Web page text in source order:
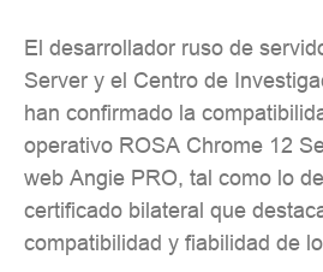
El desarrollador ruso de
Server y el Centro de
han confirmado la
operativo ROSA Chrome 12
web Angie PRO, tal como lo
certificado bilateral que
compatibilidad y fiabilidad de